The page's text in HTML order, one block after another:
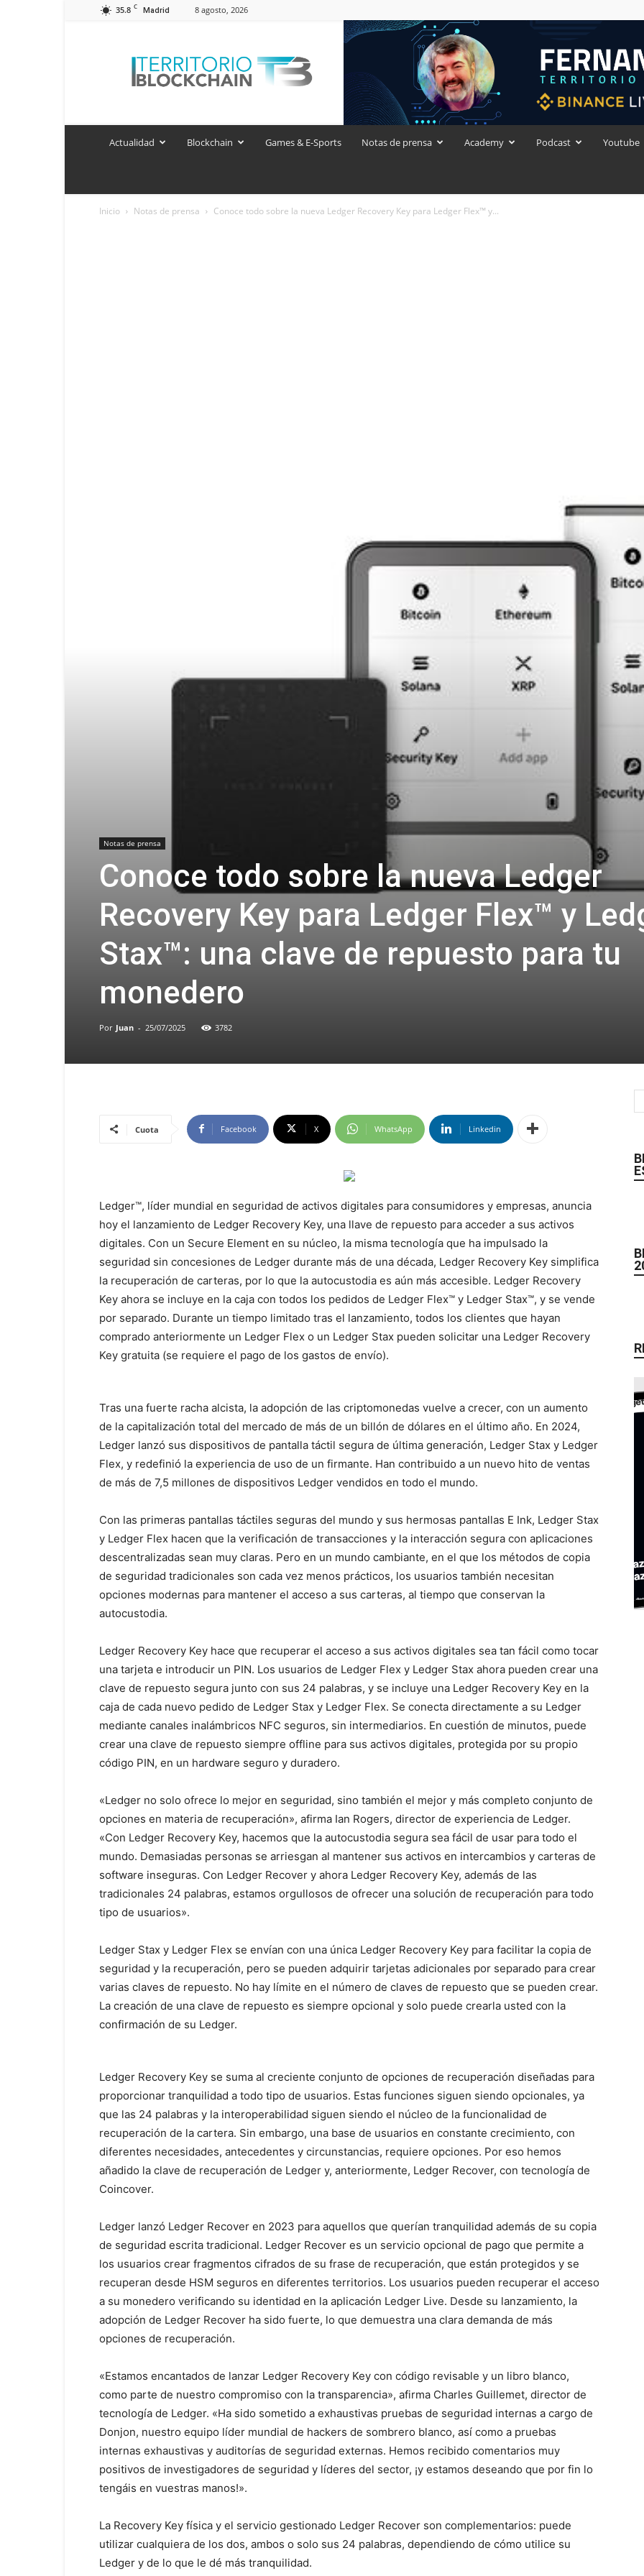
35.8 C Madrid 8 agosto, 2026
Blockchain
Actualidad Blockchain Games & E-Sports Notas de prensa Academy Podcast Youtube
Inicio Notas de prensa Conoce todo sobre la nueva Ledger Recovery Key para Ledger Flex™ y...
Notas de prensa
Conoce todo sobre la nueva Ledger
Recovery Key para Ledger Flex™ y
Stax™: una clave de repuesto para tu
monedero
Por Juan - 25/07/2025 3782
Cuota Facebook X WhatsApp Linkedin
Ledger™, líder mundial en seguridad de activos digitales para consumidores y empresas, anuncia
hoy el lanzamiento de Ledger Recovery Key, una llave de repuesto para acceder a sus activos
digitales. Con un Secure Element en su núcleo, la misma tecnología que ha impulsado la
seguridad sin concesiones de Ledger durante más de una década, Ledger Recovery Key simplifica
la recuperación de carteras, por lo que la autocustodia es aún más accesible. Ledger Recovery
Key ahora se incluye en la caja con todos los pedidos de Ledger Flex™ y Ledger Stax™, y se vende
por separado. Durante un tiempo limitado tras el lanzamiento, todos los clientes que hayan
comprado anteriormente un Ledger Flex o un Ledger Stax pueden solicitar una Ledger Recovery
Key gratuita (se requiere el pago de los gastos de envío).
Tras una fuerte racha alcista, la adopción de las criptomonedas vuelve a crecer, con un aumento
de la capitalización total del mercado de más de un billón de dólares en el último año. En 2024,
Ledger lanzó sus dispositivos de pantalla táctil segura de última generación, Ledger Stax y Ledger
Flex, y redefinió la experiencia de uso de un firmante. Han contribuido a un nuevo hito de ventas
de más de 7,5 millones de dispositivos Ledger vendidos en todo el mundo.
Con las primeras pantallas táctiles seguras del mundo y sus hermosas pantallas E Ink, Ledger Stax
y Ledger Flex hacen que la verificación de transacciones y la interacción segura con aplicaciones
descentralizadas sean muy claras. Pero en un mundo cambiante, en el que los métodos de copia
de seguridad tradicionales son cada vez menos prácticos, los usuarios también necesitan
opciones modernas para mantener el acceso a sus carteras, al tiempo que conservan la
autocustodia.
Ledger Recovery Key hace que recuperar el acceso a sus activos digitales sea tan fácil como tocar
una tarjeta e introducir un PIN. Los usuarios de Ledger Flex y Ledger Stax ahora pueden crear una
clave de repuesto segura junto con sus 24 palabras, y se incluye una Ledger Recovery Key en la
caja de cada nuevo pedido de Ledger Stax y Ledger Flex. Se conecta directamente a su Ledger
mediante canales inalámbricos NFC seguros, sin intermediarios. En cuestión de minutos, puede
crear una clave de repuesto siempre offline para sus activos digitales, protegida por su propio
código PIN, en un hardware seguro y duradero.
«Ledger no solo ofrece lo mejor en seguridad, sino también el mejor y más completo conjunto de
opciones en materia de recuperación», afirma Ian Rogers, director de experiencia de Ledger.
«Con Ledger Recovery Key, hacemos que la autocustodia segura sea fácil de usar para todo el
mundo. Demasiadas personas se arriesgan al mantener sus activos en intercambios y carteras de
software inseguras. Con Ledger Recover y ahora Ledger Recovery Key, además de las
tradicionales 24 palabras, estamos orgullosos de ofrecer una solución de recuperación para todo
tipo de usuarios».
Ledger Stax y Ledger Flex se envían con una única Ledger Recovery Key para facilitar la copia de
seguridad y la recuperación, pero se pueden adquirir tarjetas adicionales por separado para crear
varias claves de repuesto. No hay límite en el número de claves de repuesto que se pueden crear.
La creación de una clave de repuesto es siempre opcional y solo puede crearla usted con la
confirmación de su Ledger.
Ledger Recovery Key se suma al creciente conjunto de opciones de recuperación diseñadas para
proporcionar tranquilidad a todo tipo de usuarios. Estas funciones siguen siendo opcionales, ya
que las 24 palabras y la interoperabilidad siguen siendo el núcleo de la funcionalidad de
recuperación de la cartera. Sin embargo, una base de usuarios en constante crecimiento, con
diferentes necesidades, antecedentes y circunstancias, requiere opciones. Por eso hemos
añadido la clave de recuperación de Ledger y, anteriormente, Ledger Recover, con tecnología de
Coincover.
Ledger lanzó Ledger Recover en 2023 para aquellos que querían tranquilidad además de su copia
de seguridad escrita tradicional. Ledger Recover es un servicio opcional de pago que permite a
los usuarios crear fragmentos cifrados de su frase de recuperación, que están protegidos y se
recuperan desde HSM seguros en diferentes territorios. Los usuarios pueden recuperar el acceso
a su monedero verificando su identidad en la aplicación Ledger Live. Desde su lanzamiento, la
adopción de Ledger Recover ha sido fuerte, lo que demuestra una clara demanda de más
opciones de recuperación.
«Estamos encantados de lanzar Ledger Recovery Key con código revisable y un libro blanco,
como parte de nuestro compromiso con la transparencia», afirma Charles Guillemet, director de
tecnología de Ledger. «Ha sido sometido a exhaustivas pruebas de seguridad internas a cargo de
Donjon, nuestro equipo líder mundial de hackers de sombrero blanco, así como a pruebas
internas exhaustivas y auditorías de seguridad externas. Hemos recibido comentarios muy
positivos de investigadores de seguridad y líderes del sector, ¡y estamos deseando que por fin lo
tengáis en vuestras manos!».
La Recovery Key física y el servicio gestionado Ledger Recover son complementarios: puede
utilizar cualquiera de los dos, ambos o solo sus 24 palabras, dependiendo de cómo utilice su
Ledger y de lo que le dé más tranquilidad.